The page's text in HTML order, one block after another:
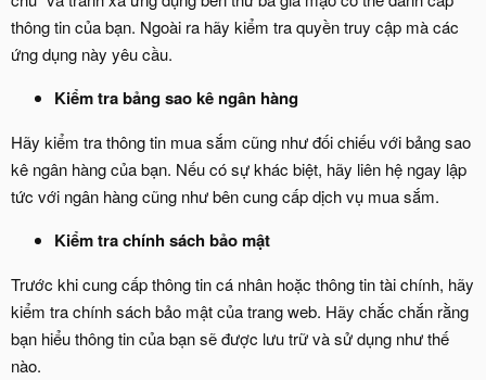
thông tin của bạn. Ngoài ra hãy kiểm tra quyền truy cập mà các
ứng dụng này yêu cầu.
Kiểm tra bảng sao kê ngân hàng
Hãy kiểm tra thông tin mua sắm cũng như đối chiếu với bảng sao
kê ngân hàng của bạn. Nếu có sự khác biệt, hãy liên hệ ngay lập
tức với ngân hàng cũng như bên cung cấp dịch vụ mua sắm.
Kiểm tra chính sách bảo mật
Trước khi cung cấp thông tin cá nhân hoặc thông tin tài chính, hãy
kiểm tra chính sách bảo mật của trang web. Hãy chắc chắn rằng
bạn hiểu thông tin của bạn sẽ được lưu trữ và sử dụng như thế
nào.